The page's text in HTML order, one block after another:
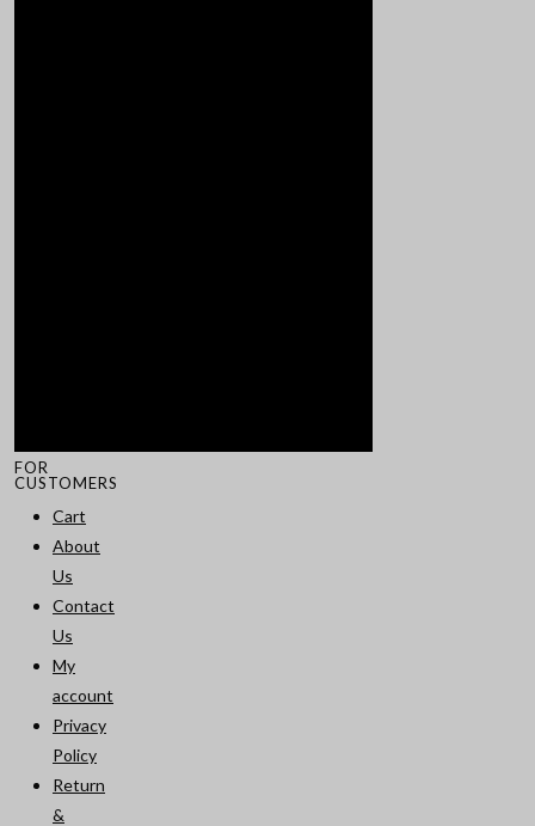
FOR
CUSTOMERS
Cart
About
Us
Contact
Us
My
account
Privacy
Policy
Return
&